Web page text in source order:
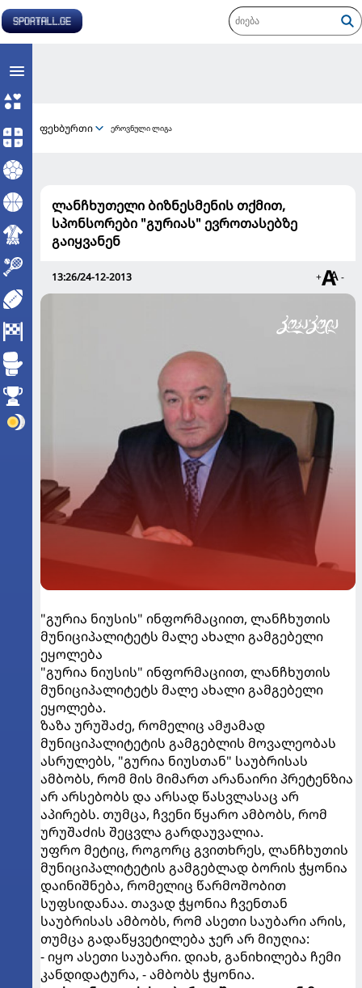
ფეხბურთი ეროვნული ლიგა
ლანჩხუთელი ბიზნესმენის თქმით,
სპონსორები "გურიას" ევროთასებზე
გაიყვანენ
13:26/24-12-2013 + -
"გურია ნიუსის" ინფორმაციით, ლანჩხუთის
მუნიციპალიტეტს მალე ახალი გამგებელი
ეყოლება
"გურია ნიუსის" ინფორმაციით, ლანჩხუთის
მუნიციპალიტეტს მალე ახალი გამგებელი
ეყოლება.
ზაზა ურუშაძე, რომელიც ამჟამად
მუნიციპალიტეტის გამგებლის მოვალეობას
ასრულებს, "გურია ნიუსთან" საუბრისას
ამბობს, რომ მის მიმართ არანაირი პრეტენზია
არ არსებობს და არსად წასვლასაც არ
აპირებს. თუმცა, ჩვენი წყარო ამბობს, რომ
ურუშაძის შეცვლა გარდაუვალია.
უფრო მეტიც, როგორც გვითხრეს, ლანჩხუთის
მუნიციპალიტეტის გამგებლად ბორის ჭყონია
დაინიშნება, რომელიც წარმოშობით
სუფსიდანაა. თავად ჭყონია ჩვენთან
საუბრისას ამბობს, რომ ასეთი საუბარი არის,
თუმცა გადაწყვეტილება ჯერ არ მიუღია:
- იყო ასეთი საუბარი. დიახ, განიხილება ჩემი
კანდიდატურა, - ამბობს ჭყონია.